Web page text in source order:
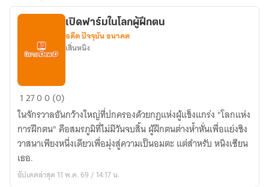
เปิด
ฟาร์ม
ใน
โลก
ผู้
ฝึก
ตน
เปิดฟาร์มในโลกผู้ฝึกตน
อดีต ปัจจุบัน อนาคต
เสิ่นหนิง
12700 (0)
ในจักรวาลอันกว้างใหญ่ที่ปกครองด้วยกฎแห่งผู้แข็งแกร่ง "โลกแห่ง
การฝึกตน" คือสมรภูมิที่ไม่มีวันจบสิ้น ผู้ฝึกตนต่างห้ำหั่นเพื่อแย่งชิง
วาสนาเพียงหนึ่งเดียวเพื่อมุ่งสู่ความเป็นอมตะ แต่สำหรับ หนิงเซียน
เธอ.
อัปเดตล่าสุด 11 พ.ค. 69 / 14:17 น.